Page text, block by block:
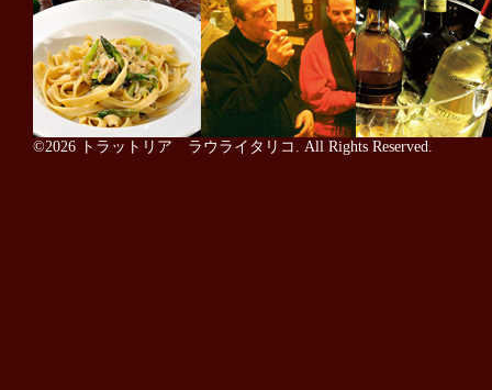
©2026 トラットリア ラウライタリコ . All Rights Reserved.